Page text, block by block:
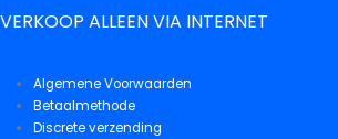
VERKOOP ALLEEN VIA INTERNET
Algemene Voorwaarden
Betaalmethode
Discrete verzending